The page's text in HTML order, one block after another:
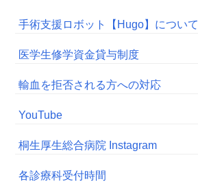
手術支援ロボット【Hugo】について
医学生修学資金貸与制度
輸血を拒否される方への対応
YouTube
桐生厚生総合病院 Instagram
各診療科受付時間